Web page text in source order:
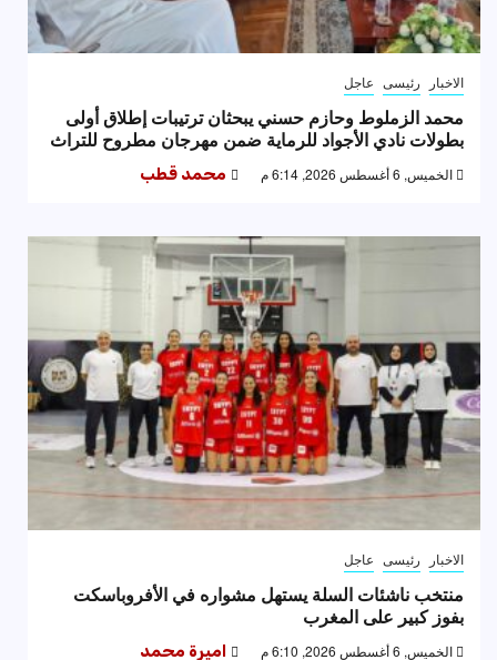
الاخبار رئيسى عاجل
محمد الزملوط وحازم حسني يبحثان ترتيبات إطلاق أولى
بطولات نادي الأجواد للرماية ضمن مهرجان مطروح للتراث
الخميس, 6 أغسطس 2026, 6:14 م محمد قطب
الاخبار رئيسى عاجل
منتخب ناشئات السلة يستهل مشواره في الأفروباسكت
بفوز كبير على المغرب
الخميس, 6 أغسطس 2026, 6:10 م اميرة محمد